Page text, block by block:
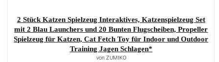
2 Stück Katzen Spielzeug Interaktives, Katzenspielzeug Set
mit 2 Blau Launchers und 20 Bunten Flugscheiben, Propeller
Spielzeug für Katzen, Cat Fetch Toy für Indoor und Outdoor
Training Jagen Schlagen*
von ZUMIKO